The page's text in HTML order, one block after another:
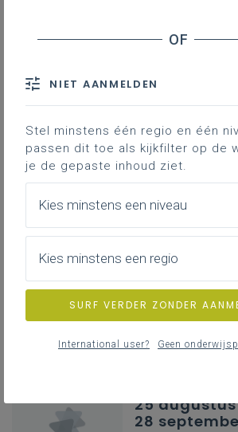
Doorstroming naar hoger
Startende leerkrachten -
Schoolgebouwen -
maatregelen
Herwaardering lerarenberoep -
'Lesgeven is alles geven'
Verbetering leesvaardigheid -
25
28
NIET AANMELDEN
Stel minstens één regio en één
passen dit toe als kijkfilter op de
je de gepaste inhoud ziet.
Kies minstens een niveau
Kies minstens een regio
SURF VERDER ZONDER
International user? Geen